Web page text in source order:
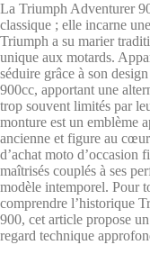
La Triumph Adventurer
classique ; elle incarne
Triumph a su marier
unique aux motards.
séduire grâce à son
900cc, apportant une
trop souvent limités par
monture est un emblème
ancienne et figure au
d’achat moto d’occasion
maîtrisés couplés à ses
modèle intemporel. Pour
comprendre l’historique
900, cet article propose
regard technique